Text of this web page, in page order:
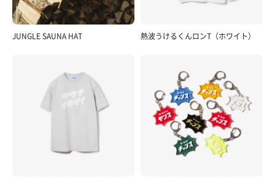
JUNGLE SAUNA HAT 熱波うけるくんロンT（ホワイト）